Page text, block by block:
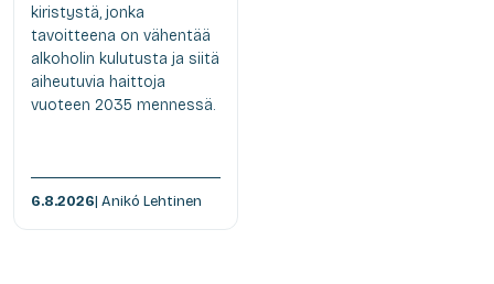
kiristystä, jonka
tavoitteena on vähentää
alkoholin kulutusta ja siitä
aiheutuvia haittoja
vuoteen 2035 mennessä.
6.8.2026| Anikó Lehtinen